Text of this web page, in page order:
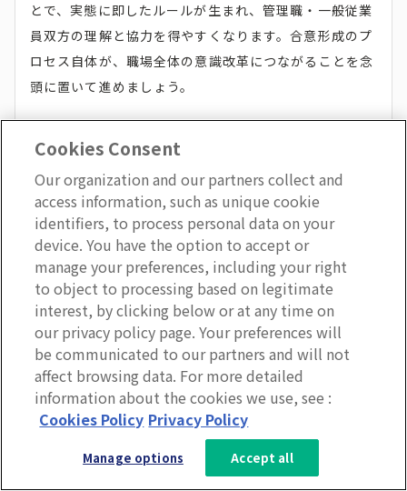
とで、実態に即したルールが生まれ、管理職・一般従業
員双方の理解と協力を得やすくなります。合意形成のプ
ロセス自体が、職場全体の意識改革につながることを念
頭に置いて進めましょう。
まとめ
「つながらない権利」は、フランスを筆頭に世界24カ国
以上が法制化を進めているグローバルトレンドです。日
本では2026年通常国会への法案提出こそ先送りになり
ましたが、厚生労働省・経団連・連合による自主的なガ
イドライン整備の動きは続いており、将来的な法制化を
視野に入れた企業の対応は急務となっています。
本記事で解説した3つの対応策、すなわち
ルの明文化・管理職への研修と意識改革・ITツールの活
は、いずれも今日から着手できるものです。就業規則
3分で分かるLumApps
サービス資料を無料ダウンロー
ド
Cookies Consent
Our organization and our partners collect and
access information, such as unique cookie
identifiers, to process personal data on your
device. You have the option to accept or
manage your preferences, including your right
to object to processing based on legitimate
interest, by clicking below or at any time on
our privacy policy page. Your preferences will
be communicated to our partners and will not
affect browsing data. For more detailed
information about the cookies we use, see :
Cookies Policy Privacy Policy
Manage options Accept all